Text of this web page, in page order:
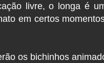
livre, o longa é
em certos
os bichinhos